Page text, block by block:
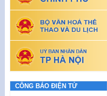
CÔNG BÁO ĐIỆN TỬ